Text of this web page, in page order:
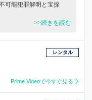
可能犯罪解明と宝探
>>続きを読む
レンタル
Prime Videoで今すぐ見る